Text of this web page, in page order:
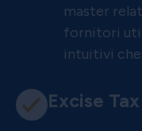
master
fornitori
intuitivi che
Excise